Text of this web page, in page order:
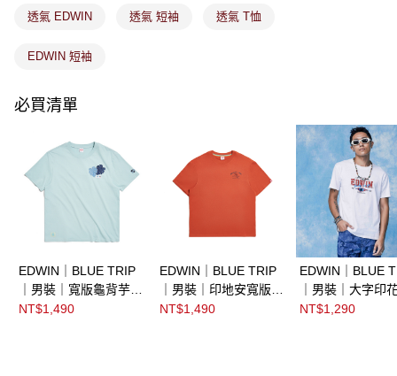
透氣 EDWIN 透氣 短袖 透氣 T恤
EDWIN 短袖
必買清單
EDWIN｜BLUE TRIP
｜男裝｜寬版龜背芋短
袖T恤
NT$1,490
EDWIN｜BLUE TRIP
｜男裝｜印地安寬版短
袖T恤
NT$1,490
EDWIN｜BLUE
｜男裝｜大字印
T恤
NT$1,290